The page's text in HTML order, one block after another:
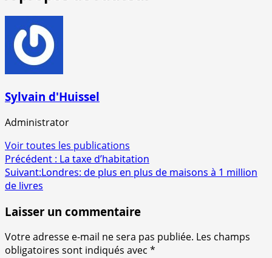
Sylvain d'Huissel
Administrator
Voir toutes les publications
Navigation
d’article
Précédent : La taxe d’habitation
Suivant:Londres: de plus en plus de maisons à 1 million
de livres
Laisser un commentaire
Votre adresse e-mail ne sera pas publiée. Les champs
obligatoires sont indiqués avec *